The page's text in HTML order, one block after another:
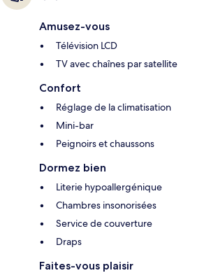
Amusez-vous
Télévision LCD
TV avec chaînes par satellite
Confort
Réglage de la climatisation
Mini-bar
Peignoirs et chaussons
Dormez bien
Literie hypoallergénique
Chambres insonorisées
Service de couverture
Draps
Faites-vous plaisir